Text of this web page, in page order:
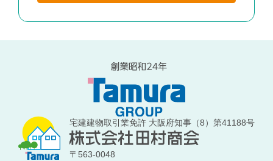
宅建建物取引業免許 大阪府知事（8）第41188号
〒563-0048